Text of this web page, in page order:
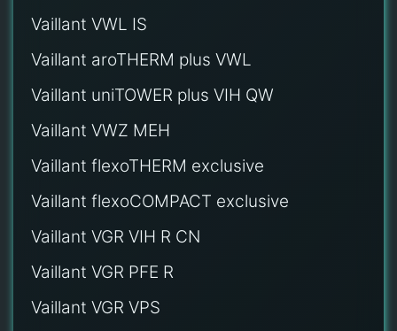
Vaillant VWL IS
Vaillant aroTHERM plus VWL
Vaillant uniTOWER plus VIH QW
Vaillant VWZ MEH
Vaillant flexoTHERM exclusive
Vaillant flexoCOMPACT exclusive
Vaillant VGR VIH R CN
Vaillant VGR PFE R
Vaillant VGR VPS